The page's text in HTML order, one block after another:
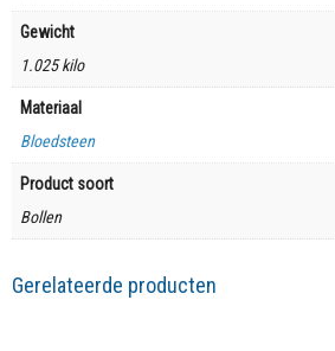
Gewicht
1.025 kilo
Materiaal
Bloedsteen
Product soort
Bollen
Gerelateerde producten